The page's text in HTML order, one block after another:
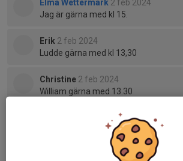
Elma Wettermark 2 feb 2024
Jag är gärna med kl 15.
Erik 2 feb 2024
Ludde gärna med kl 13,30
Christine 2 feb 2024
William gärna med 13.30
2 feb 2024
Jag är gärna med 15.